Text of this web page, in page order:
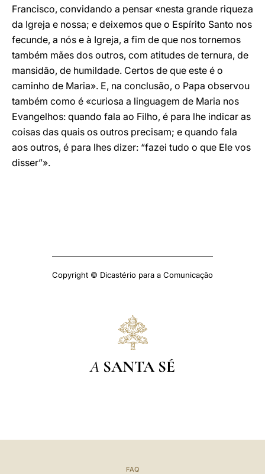
Francisco, convidando a pensar «nesta grande riqueza
da Igreja e nossa; e deixemos que o Espírito Santo nos
fecunde, a nós e à Igreja, a fim de que nos tornemos
também mães dos outros, com atitudes de ternura, de
mansidão, de humildade. Certos de que este é o
caminho de Maria». E, na conclusão, o Papa observou
também como é «curiosa a linguagem de Maria nos
Evangelhos: quando fala ao Filho, é para lhe indicar as
coisas das quais os outros precisam; e quando fala
aos outros, é para lhes dizer: “fazei tudo o que Ele vos
disser”».
Copyright © Dicastério para a Comunicação
A SANTA SÉ
FAQ